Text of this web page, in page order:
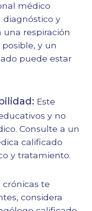
médico
diagnóstico y
respiración
y un
puede estar
Este
y no
Consulte a un
calificado
y tratamiento.
crónicas te
considera